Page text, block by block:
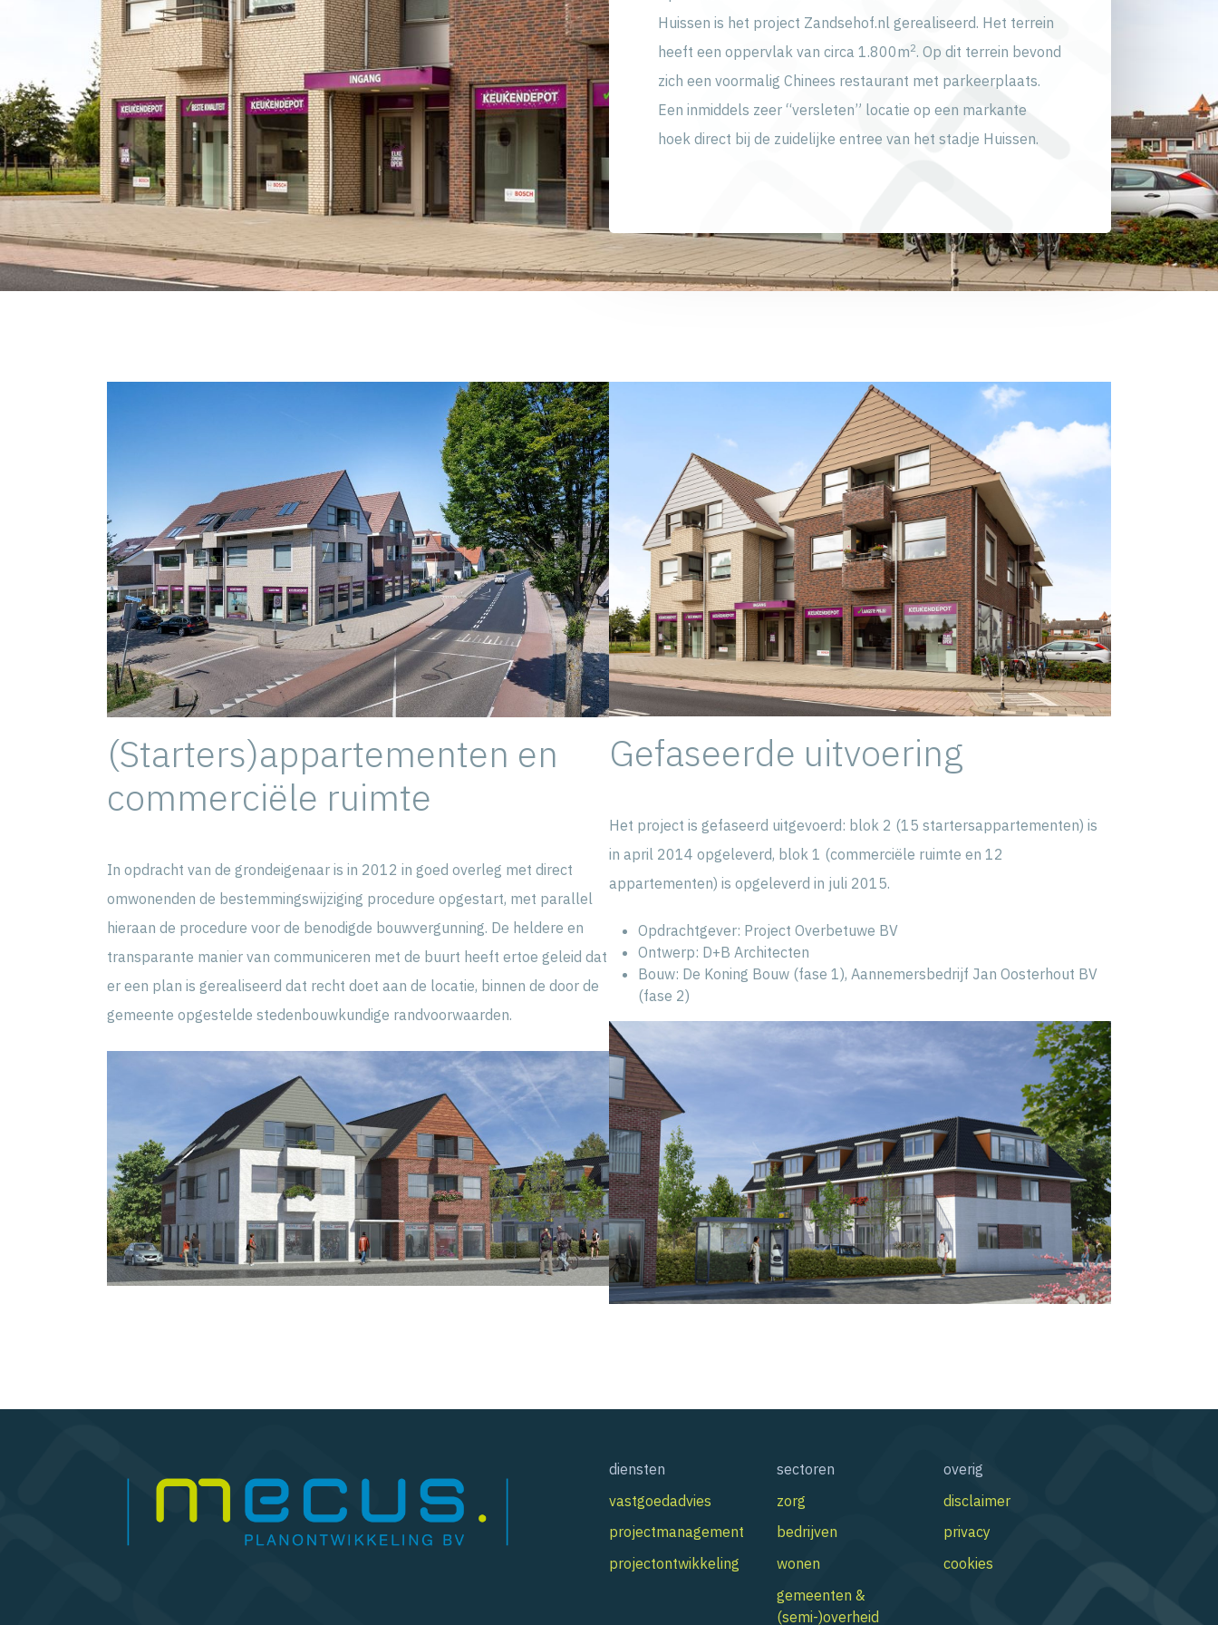
Huissen is het project Zandsehof.nl gerealiseerd. Het terrein
heeft een oppervlak van circa 1.800m2. Op dit terrein bevond
zich een voormalig Chinees restaurant met parkeerplaats.
Een inmiddels zeer “versleten” locatie op een markante
hoek direct bij de zuidelijke entree van het stadje Huissen.
(Starters)appartementen en
commerciële ruimte
In opdracht van de grondeigenaar is in 2012 in goed overleg met direct
omwonenden de bestemmingswijziging procedure opgestart, met parallel
hieraan de procedure voor de benodigde bouwvergunning. De heldere en
transparante manier van communiceren met de buurt heeft ertoe geleid dat
er een plan is gerealiseerd dat recht doet aan de locatie, binnen de door de
gemeente opgestelde stedenbouwkundige randvoorwaarden.
Gefaseerde uitvoering
Het project is gefaseerd uitgevoerd: blok 2 (15 startersappartementen) is
in april 2014 opgeleverd, blok 1 (commerciële ruimte en 12
appartementen) is opgeleverd in juli 2015.
Opdrachtgever: Project Overbetuwe BV
Ontwerp: D+B Architecten
Bouw: De Koning Bouw (fase 1), Aannemersbedrijf Jan Oosterhout BV
(fase 2)
diensten
vastgoedadvies
projectmanagement
projectontwikkeling
sectoren
zorg
bedrijven
wonen
gemeenten &
(semi-)overheid
overig
disclaimer
privacy
cookies